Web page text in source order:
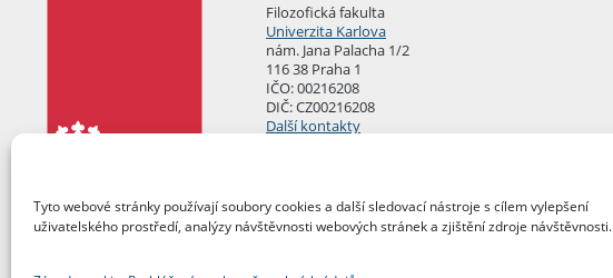
Tyto webové stránky používají soubory cookies a další sledovací nástroje s cílem vylepšení
uživatelského prostředí, analýzy návštěvnosti webových stránek a zjištění zdroje návštěvnosti.
Filozofická fakulta
Univerzita Karlova
nám. Jana Palacha 1/2
116 38 Praha 1
IČO: 00216208
DIČ: CZ00216208
Další kontakty